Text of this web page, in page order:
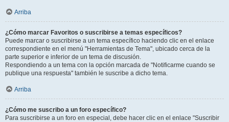
Arriba
¿Cómo marcar Favoritos o suscribirse a temas específicos?
Puede marcar o suscribirse a un tema específico haciendo clic en el enlace
correspondiente en el menú "Herramientas de Tema", ubicado cerca de la
parte superior e inferior de un tema de discusión.
Respondiendo a un tema con la opción marcada de "Notificarme cuando se
publique una respuesta" también le suscribe a dicho tema.
Arriba
¿Cómo me suscribo a un foro específico?
Para suscribirse a un foro en especial, debe hacer clic en el enlace "Suscribir